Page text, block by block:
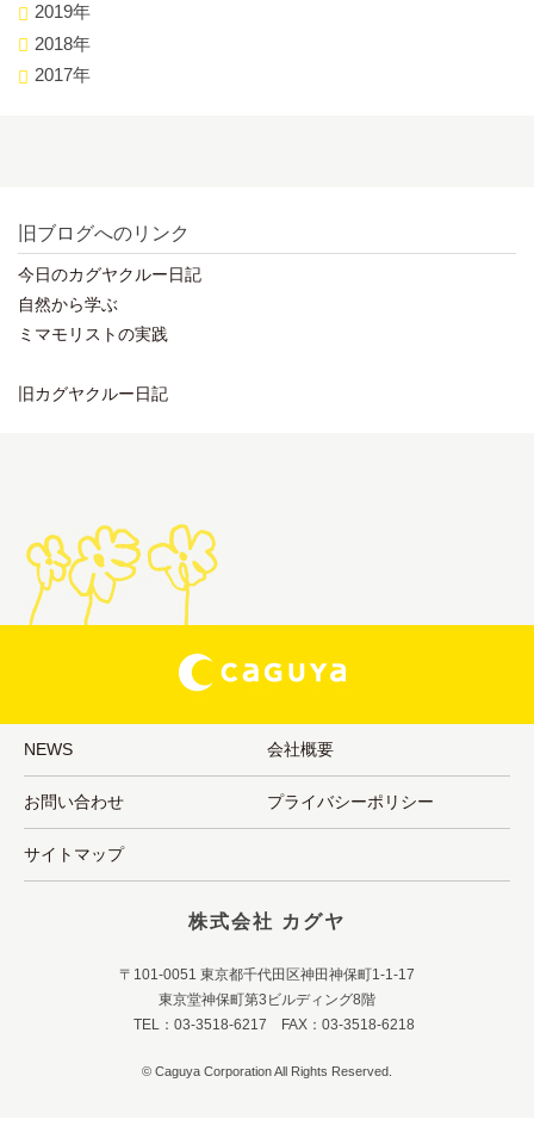
2019年
2018年
2017年
旧ブログへのリンク
今日のカグヤクルー日記
自然から学ぶ
ミマモリストの実践
旧カグヤクルー日記
NEWS 会社概要
お問い合わせ プライバシーポリシー
サイトマップ
株式会社 カグヤ
〒101-0051 東京都千代田区神田神保町1-1-17
東京堂神保町第3ビルディング8階
TEL：03-3518-6217 FAX：03-3518-6218
© Caguya Corporation All Rights Reserved.